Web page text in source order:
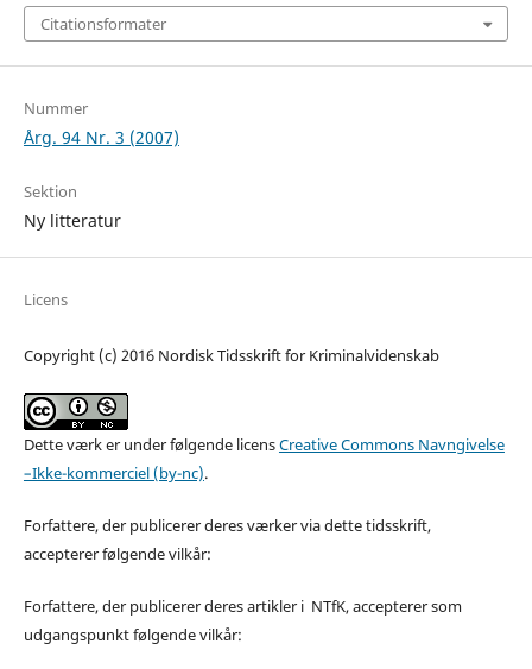
Citationsformater
Nummer
Årg. 94 Nr. 3 (2007)
Sektion
Ny litteratur
Licens
Copyright (c) 2016 Nordisk Tidsskrift for Kriminalvidenskab
Dette værk er under følgende licensCreative Commons Navngivelse
–Ikke-kommerciel (by-nc).
Forfattere, der publicerer deres værker via dette tidsskrift,
accepterer følgende vilkår:
Forfattere, der publicerer deres artikler i NTfK, accepterer som
udgangspunkt følgende vilkår: